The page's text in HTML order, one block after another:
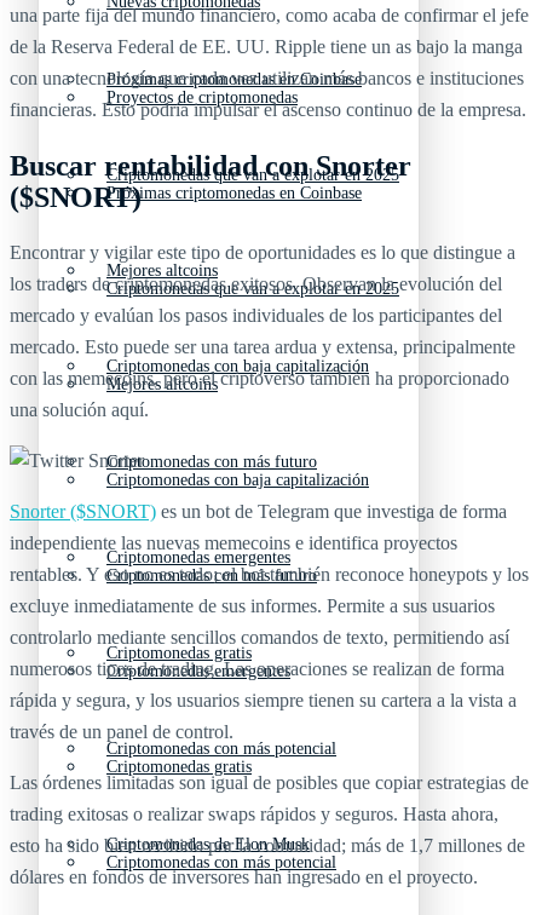
Próximas criptomonedas en Coinbase
Criptomonedas que van a explotar en 2025
Mejores altcoins
Criptomonedas con baja capitalización
Criptomonedas con más futuro
Criptomonedas emergentes
Criptomonedas gratis
Criptomonedas con más potencial
Criptomonedas de Elon Musk
Proyectos de criptomonedas
Próximas criptomonedas en Coinbase
Criptomonedas que van a explotar en 2025
Mejores altcoins
Criptomonedas con baja capitalización
Criptomonedas con más futuro
Criptomonedas emergentes
Criptomonedas gratis
Criptomonedas con más potencial
una parte fija del mundo financiero, como acaba de confirmar el jefe
de la Reserva Federal de EE. UU. Ripple tiene un as bajo la manga
con una tecnología que cada vez utilizan más bancos e instituciones
financieras. Esto podría impulsar el ascenso continuo de la empresa.
Buscar rentabilidad con Snorter
($SNORT)
Encontrar y vigilar este tipo de oportunidades es lo que distingue a
los traders de criptomonedas exitosos. Observan la evolución del
mercado y evalúan los pasos individuales de los participantes del
mercado. Esto puede ser una tarea ardua y extensa, principalmente
con las memecoins, pero el criptoverso también ha proporcionado
una solución aquí.
Snorter ($SNORT) es un bot de Telegram que investiga de forma
independiente las nuevas memecoins e identifica proyectos
rentables. Y eso no es todo; el bot también reconoce honeypots y los
excluye inmediatamente de sus informes. Permite a sus usuarios
controlarlo mediante sencillos comandos de texto, permitiendo así
numerosos tipos de trading. Las operaciones se realizan de forma
rápida y segura, y los usuarios siempre tienen su cartera a la vista a
través de un panel de control.
Las órdenes limitadas son igual de posibles que copiar estrategias de
trading exitosas o realizar swaps rápidos y seguros. Hasta ahora,
esto ha sido bien recibido por la comunidad; más de 1,7 millones de
dólares en fondos de inversores han ingresado en el proyecto.